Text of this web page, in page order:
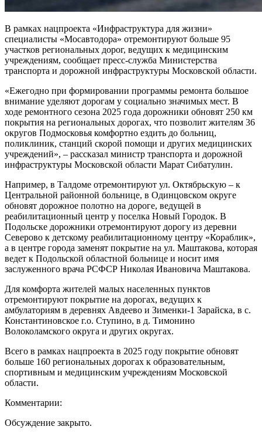
В рамках нацпроекта «Инфраструктура для жизни»
специалисты «Мосавтодора» отремонтируют больше 95
участков региональных дорог, ведущих к медицинским
учреждениям, сообщает пресс-служба Министерства
транспорта и дорожной инфраструктуры Московской области.
«Ежегодно при формировании программы ремонта большое
внимание уделяют дорогам у социально значимых мест. В
ходе ремонтного сезона 2025 года дорожники обновят 250 км
покрытия на региональных дорогах, что позволит жителям 36
округов Подмосковья комфортно ездить до больниц,
поликлиник, станций скорой помощи и других медицинских
учреждений», – рассказал министр транспорта и дорожной
инфраструктуры Московской области Марат Сибатулин.
Например, в Талдоме отремонтируют ул. Октябрьскую – к
Центральной районной больнице, в Одинцовском округе
обновят дорожное полотно на дороге, ведущей в
реабилитационный центр у поселка Новый Городок. В
Подольске дорожники отремонтируют дорогу из деревни
Северово к детскому реабилитационному центру «Кораблик»,
а в центре города заменят покрытие на ул. Маштакова, которая
ведет к Подольской областной больнице и носит имя
заслуженного врача РСФСР Николая Ивановича Маштакова.
Для комфорта жителей малых населенных пунктов
отремонтируют покрытие на дорогах, ведущих к
амбулаториям в деревнях Авдеево и Зименки-1 Зарайска, в с.
Константиновское г.о. Ступино, в д. Тимонино
Волоколамского округа и других округах.
Всего в рамках нацпроекта в 2025 году покрытие обновят
больше 160 региональных дорогах к образовательным,
спортивным и медицинским учреждениям Московской
области.
Комментарии:
Обсуждение закрыто.